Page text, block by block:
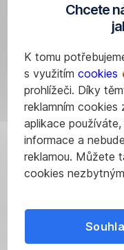
Chcete
K tomu
s využitím cookies
prohlížeči. Díky
reklamním cookies
aplikace
informace a
reklamou. Můžete
cookies